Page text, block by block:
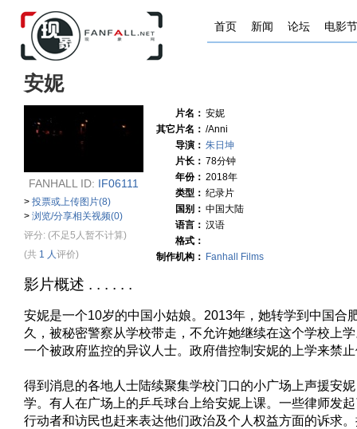
首页 新闻 论坛 电影节
安妮
FANHALL ID: IF06111
> 投票或上传图片(8)
> 浏览/分享相关视频(0)
评分: (不足5人暂不计算)
(共 1 人评价)
片名： 安妮
其它片名： /Anni
导演： 朱日坤
片长： 78分钟
年份： 2018年
类型： 纪录片
国别： 中国大陆
语言： 汉语
格式：
制作机构： Fanhall Films
影片概述 . . . . . .
安妮是一个10岁的中国小姑娘。2013年，她转学到中国合
久，被秘密警察从学校带走，不允许她继续在这个学校上
一个被政府监控的异议人士。政府借控制安妮的上学来禁
得到消息的各地人士陆续聚集学校门口的小广场上声援安
学。有人在广场上的乒乓球台上给安妮上课。一些律师发
行动者和访民也赶来表达他们政治及个人权益方面的诉求